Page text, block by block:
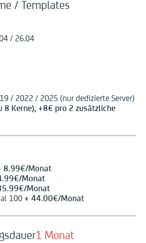
/ Templates
/ 26.04
/ 2022 / 2025 (nur dedizierte Server)
8 Kerne), +8€ pro 2 zusätzliche
8.99€/Monat
€/Monat
€/Monat
100 + 44.00€/Monat
1 Monat